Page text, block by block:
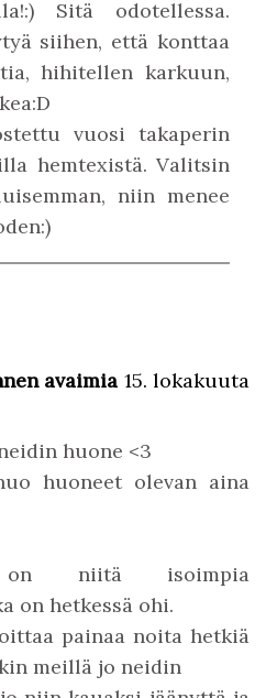
Sitä odotellessa.
siihen, että konttaa
hihitellen karkuun,
vuosi takaperin
hemtexistä. Valitsin
niin menee
avaimia 15. lokakuuta
huone <3
huoneet olevan aina
on niitä isoimpia
on hetkessä ohi.
painaa noita hetkiä
meillä jo neidin